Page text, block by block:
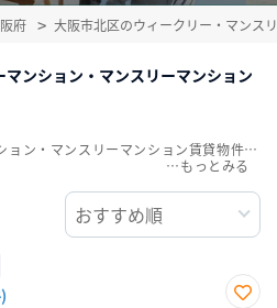
府 大阪市北区のウィークリー・マンス
ンション・マンスリーマンション
大阪市北区のウィークリーマンション・マンスリーマンション賃貸物件一覧を、83件掲載中。敷金・礼金無料、家具・家電付をご紹介。こだわり条件での絞込みも簡単！
…